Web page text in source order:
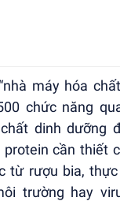
máy hóa
chức năng
dinh dưỡng
cần thiết
từ rượu bia,
trường hay